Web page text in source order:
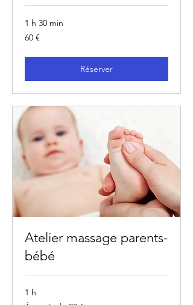
1 h 30 min
60
euros
60 €
Réserver
Atelier massage parents-
bébé
1 h
À